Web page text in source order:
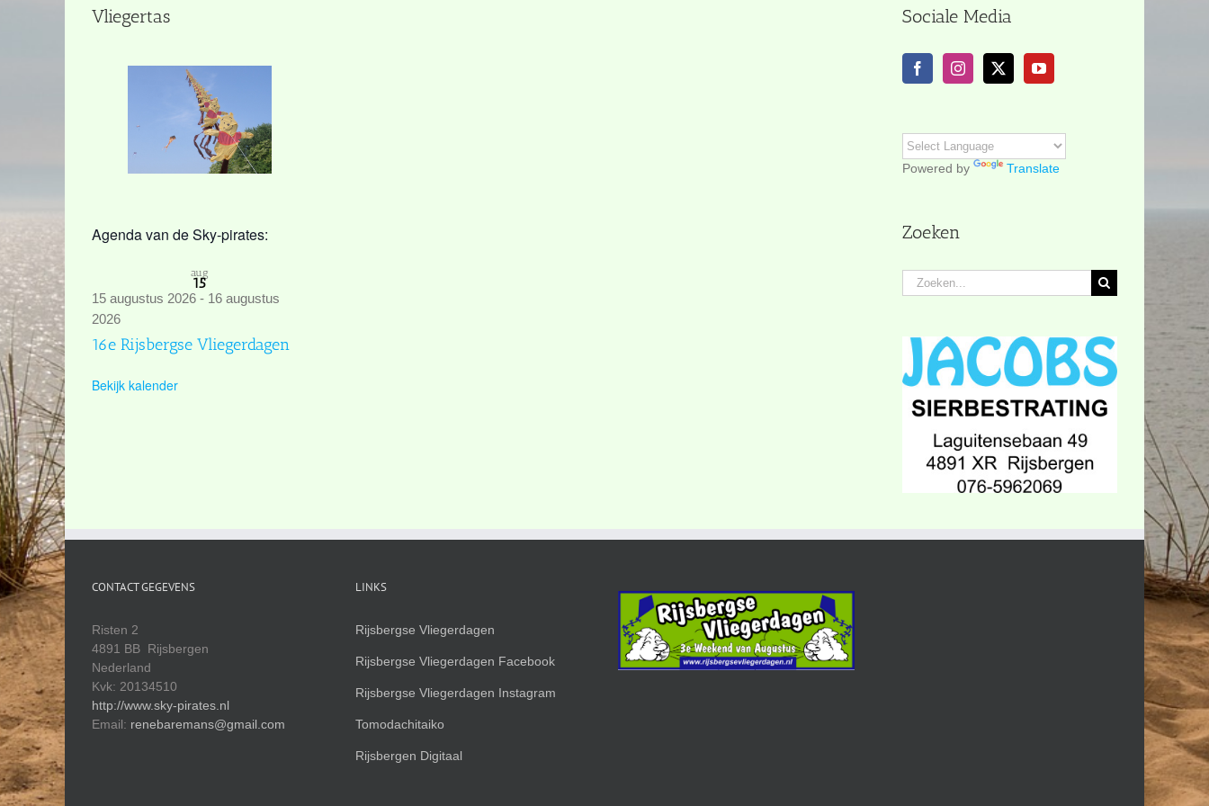
Vliegertas
Agenda van de Sky-pirates:
aug
15
15 augustus 2026 - 16 augustus
2026
16e Rijsbergse Vliegerdagen
Bekijk kalender
Sociale Media
Powered by Translate
Zoeken
Zoeken
naar:
CONTACT GEGEVENS
Risten 2
4891 BB Rijsbergen
Nederland
Kvk: 20134510
http://www.sky-pirates.nl
Email: renebaremans@gmail.com
LINKS
Rijsbergse Vliegerdagen
Rijsbergse Vliegerdagen Facebook
Rijsbergse Vliegerdagen Instagram
Tomodachitaiko
Rijsbergen Digitaal